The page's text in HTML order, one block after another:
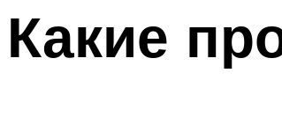
Какие